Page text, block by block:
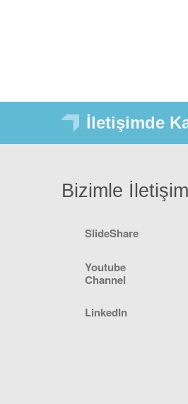
İletişimde
Bizimle
SlideShare
Youtube
Channel
LinkedIn